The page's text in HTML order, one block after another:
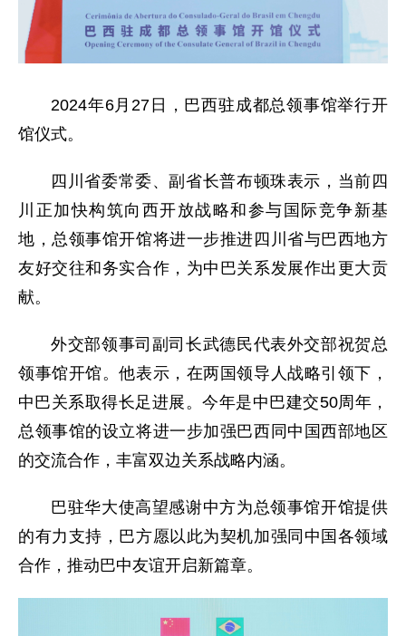
2024年6月27日，巴西驻成都总领事馆举行开
馆仪式。
四川省委常委、副省长普布顿珠表示，当前四
川正加快构筑向西开放战略和参与国际竞争新基
地，总领事馆开馆将进一步推进四川省与巴西地方
友好交往和务实合作，为中巴关系发展作出更大贡
献。
外交部领事司副司长武德民代表外交部祝贺总
领事馆开馆。他表示，在两国领导人战略引领下，
中巴关系取得长足进展。今年是中巴建交50周年，
总领事馆的设立将进一步加强巴西同中国西部地区
的交流合作，丰富双边关系战略内涵。
巴驻华大使高望感谢中方为总领事馆开馆提供
的有力支持，巴方愿以此为契机加强同中国各领域
合作，推动巴中友谊开启新篇章。